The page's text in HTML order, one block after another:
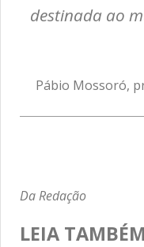
destinada ao
Pábio Mossoró,
Da Redação
LEIA TAMBÉM